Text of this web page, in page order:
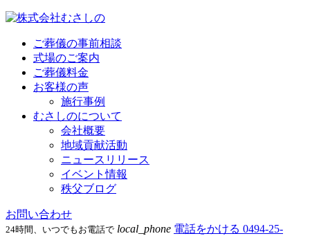
ご葬儀の事前相談
式場のご案内
ご葬儀料金
お客様の声
施行事例
むさしのについて
会社概要
地域貢献活動
ニュースリリース
イベント情報
秩父ブログ
お問い合わせ
24時間、いつでもお電話で local_phone 電話をかける 0494-25-